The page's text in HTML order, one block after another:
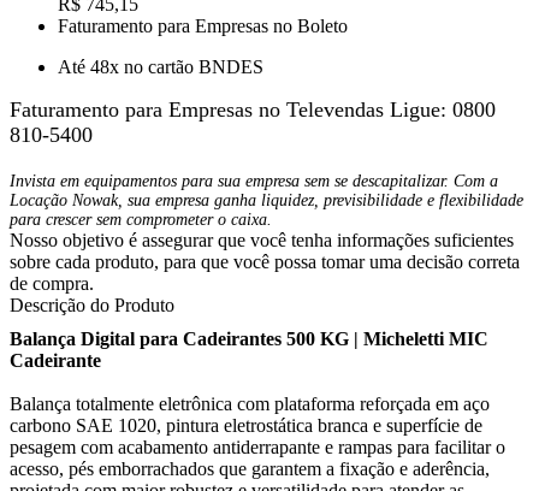
R$ 745,15
Faturamento para Empresas no Boleto
Até 48x no cartão BNDES
Faturamento para Empresas no Televendas Ligue: 0800
810-5400
Invista em equipamentos para sua empresa sem se descapitalizar. Com a
Locação Nowak, sua empresa ganha liquidez, previsibilidade e flexibilidade
para crescer sem comprometer o caixa.
Nosso objetivo é assegurar que você tenha informações suficientes
sobre cada produto, para que você possa tomar uma decisão correta
de compra.
Descrição do Produto
Balança Digital para Cadeirantes 500 KG | Micheletti MIC
Cadeirante
Balança totalmente eletrônica com plataforma reforçada em aço
carbono SAE 1020, pintura eletrostática branca e superfície de
pesagem com acabamento antiderrapante e rampas para facilitar o
acesso, pés emborrachados que garantem a fixação e aderência,